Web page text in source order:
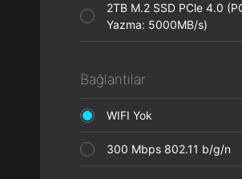
2TB M.2 SSD PCle 4.0
Yazma: 5000MB/s)
Bağlantılar
WIFI Yok
300 Mbps 802.11 b/g/n